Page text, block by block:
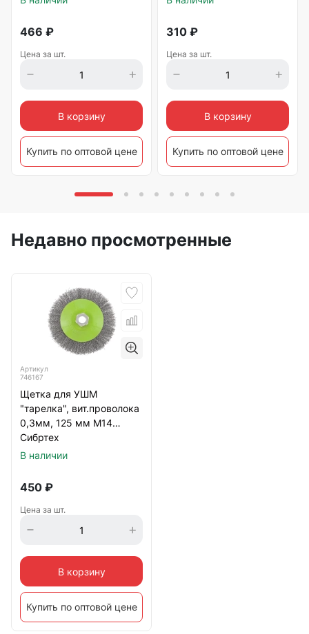
466 ₽
Цена за шт.
В корзину
Купить по оптовой цене
310 ₽
Цена за шт.
В корзину
Купить по оптовой цене
Недавно просмотренные
Артикул
746167
Щетка для УШМ
"тарелка", вит.проволока
0,3мм, 125 мм М14
Сибртех
В наличии
450 ₽
Цена за шт.
В корзину
Купить по оптовой цене